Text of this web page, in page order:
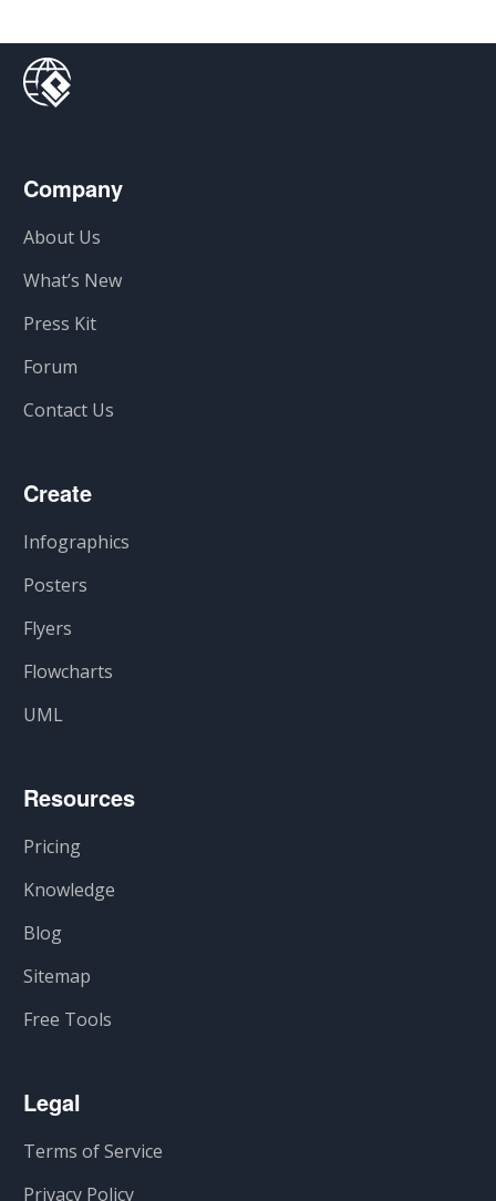
Company
About Us
What’s New
Press Kit
Forum
Contact Us
Create
Infographics
Posters
Flyers
Flowcharts
UML
Resources
Pricing
Knowledge
Blog
Sitemap
Free Tools
Legal
Terms of Service
Privacy Policy